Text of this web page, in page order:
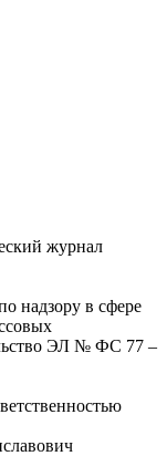
журнал
надзору в сфере
ЭЛ № ФС 77 –